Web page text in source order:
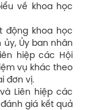
về khoa học
động khoa học
Ủy ban nhân
hiệp các Hội
vụ khác theo
đơn vị.
Liên hiệp các
giá kết quả